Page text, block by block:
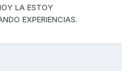
LA ESTOY
EXPERIENCIAS.